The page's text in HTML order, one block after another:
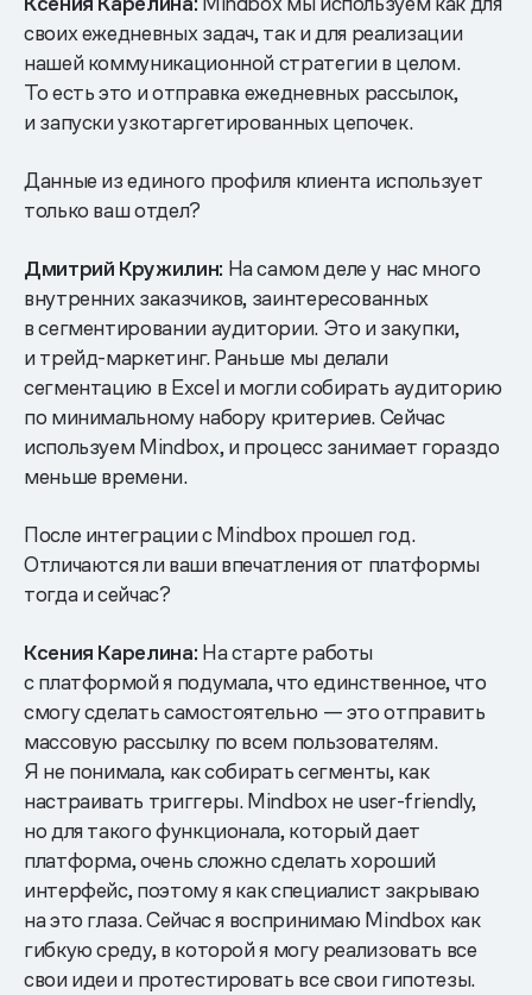
своих ежедневных задач, так и для реализации
нашей коммуникационной стратегии в целом.
То есть это и отправка ежедневных рассылок,
и запуски узкотаргетированных цепочек.
Данные из единого профиля клиента использует
только ваш отдел?
Дмитрий Кружилин: На самом деле у нас много
внутренних заказчиков, заинтересованных
в сегментировании аудитории. Это и закупки,
и трейд-маркетинг. Раньше мы делали
сегментацию в Excel и могли собирать аудиторию
по минимальному набору критериев. Сейчас
используем Mindbox, и процесс занимает гораздо
меньше времени.
После интеграции с Mindbox прошел год.
Отличаются ли ваши впечатления от платформы
тогда и сейчас?
Ксения Карелина: На старте работы
с платформой я подумала, что единственное, что
смогу сделать самостоятельно — это отправить
массовую рассылку по всем пользователям.
Я не понимала, как собирать сегменты, как
настраивать триггеры. Mindbox не user-friendly,
но для такого функционала, который дает
платформа, очень сложно сделать хороший
интерфейс, поэтому я как специалист закрываю
на это глаза. Сейчас я воспринимаю Mindbox как
гибкую среду, в которой я могу реализовать все
свои идеи и протестировать все свои гипотезы.